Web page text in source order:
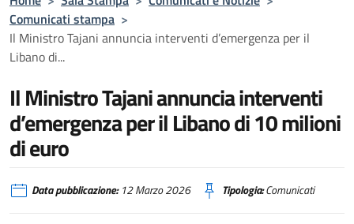
Comunicati stampa >
Il Ministro Tajani annuncia interventi d’emergenza per il
Libano di...
Il Ministro Tajani annuncia interventi
d’emergenza per il Libano di 10 milioni
di euro
Data pubblicazione:12 Marzo 2026 Tipologia:Comunicati